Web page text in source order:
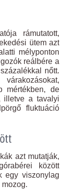
rámutatott,
ütem azt
mélyponton
reálbére a
nőtt.
mértékben, de
illetve a tavalyi
fluktuáció
azt mutatják,
között
egy viszonylag